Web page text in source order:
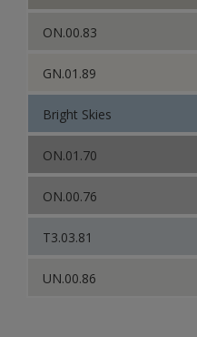
ON.00.83
GN.01.89
Bright Skies
ON.01.70
ON.00.76
T3.03.81
UN.00.86